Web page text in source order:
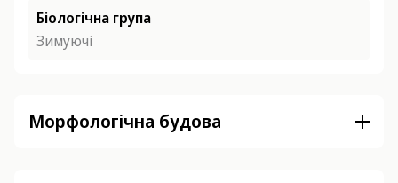
Біологічна група
Зимуючі
Морфологічна будова